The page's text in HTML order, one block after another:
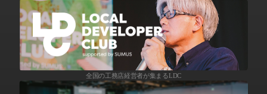
全国の工務店経営者が集まるLDC